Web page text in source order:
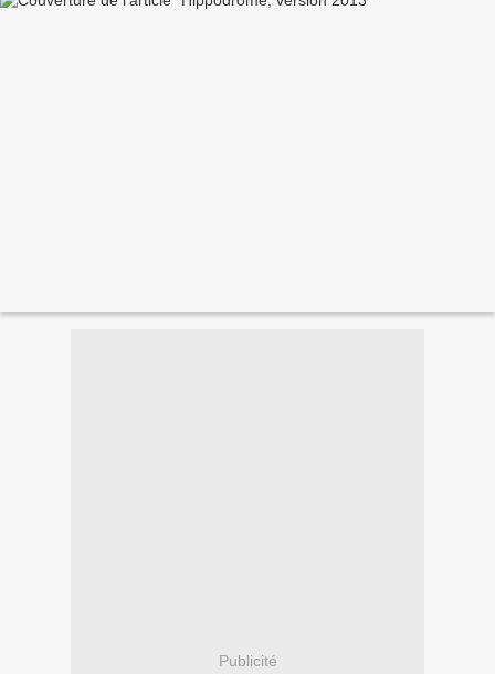
Publicité